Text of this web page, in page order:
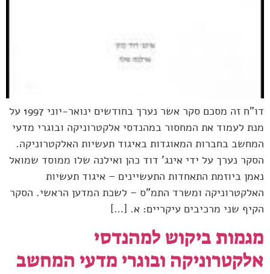
דו"ח זה מסכם סקר אשר נערך בחודשים ינואר-יוני 1997 על
מנת לעמוד את המחסור במהנדסי אלקטרוניקה ובוגרי מדעי
המחשב בחברות המאוגדות באיגוד תעשיות האלקטרוניקה.
הסקר נערך על ידי אינג' דוד כהן ואילנה שלו ממוסד שמואל
נאמן ביוזמת התאחדות התעשיינים – איגוד תעשיות
האלקטרוניקה ומשרד התמ"ס – לשכת המדען הראשי. הסקר
הקיף שני מרכיבים עיקריים: א. […]
מגמות ביקוש למהנדסי
אלקטרוניקה ובוגרי מדעי המחשב